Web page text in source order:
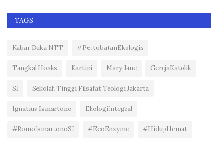
TAGS
Kabar Duka NTT #PertobatanEkologis
Tangkal Hoaks Kartini Mary Jane GerejaKatolik
SJ Sekolah Tinggi Filsafat Teologi Jakarta
Ignatius Ismartono EkologiIntegral
#RomoIsmartonoSJ #EcoEnzyme #HidupHemat